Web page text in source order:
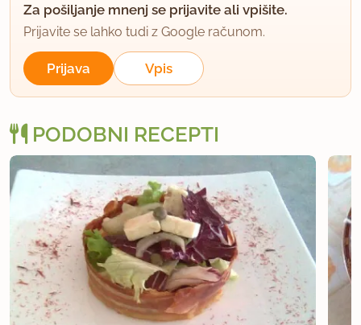
Za pošiljanje mnenj se prijavite ali vpišite.
Prijavite se lahko tudi z Google računom.
Prijava Vpis
PODOBNI RECEPTI